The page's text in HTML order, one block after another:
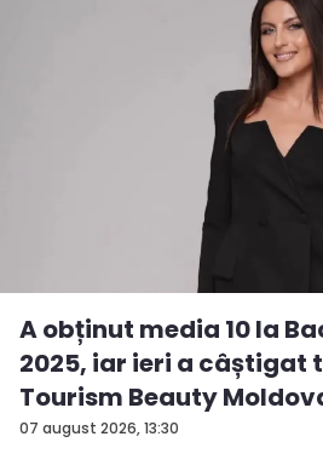
07 august 2026, 13:30
A obținut media 10 la
2025, iar ieri a câștigat
Tourism Beauty
Andreea...